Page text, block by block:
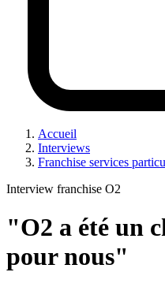
Accueil
Interviews
Franchise services
Interview franchise O2
"O2 a été un
pour nous"